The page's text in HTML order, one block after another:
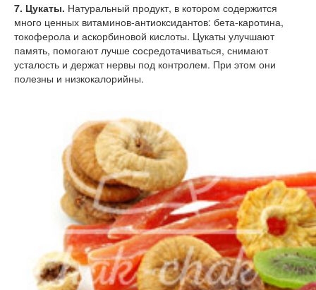
7. Цукаты. Натуральный продукт, в котором содержится
много ценных витаминов-антиоксидантов: бета-каротина,
токоферола и аскорбиновой кислоты. Цукаты улучшают
память, помогают лучше сосредотачиваться, снимают
усталость и держат нервы под контролем. При этом они
полезны и низкокалорийны.